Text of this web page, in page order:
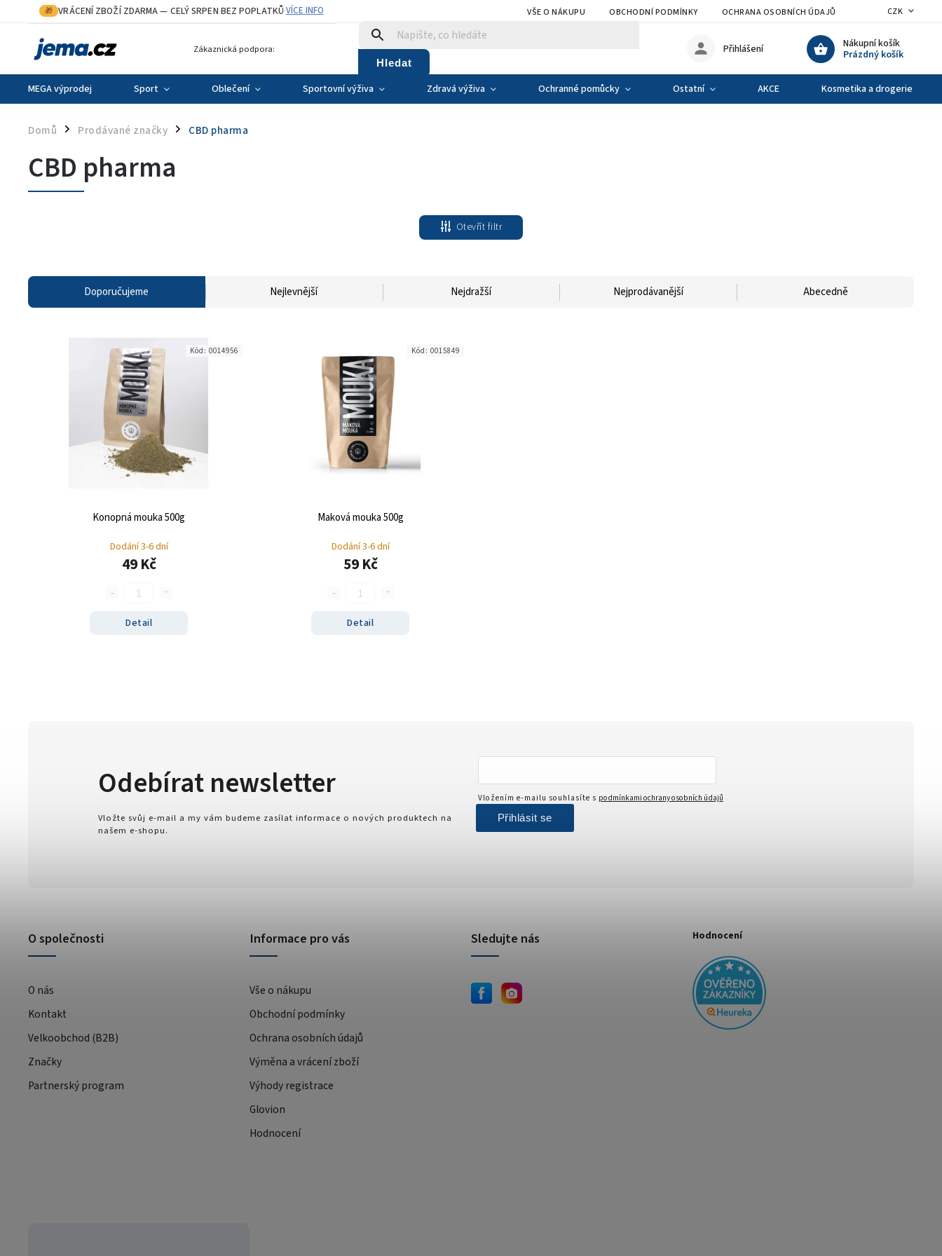
🎁 VRÁCENÍ ZBOŽÍ ZDARMA— CELÝ SRPEN BEZ POPLATKŮ·VÍCE INFO VŠE O NÁKUPU OBCHODNÍ PODMÍNKY OCHRANA OSOBNÍCH ÚDAJŮ VÝMĚNA A VRÁCENÍ
CZK
Zákaznická podpora:
Hledat
Nákupní košík
Prázdný košík
Přihlášení
MEGA výprodej Sport Oblečení Sportovní výživa Zdravá výživa Ochranné pomůcky Ostatní AKCE Kosmetika a drogerie
Domů / Prodávané značky / CBD pharma
CBD pharma
Otevřít filtr
Doporučujeme Nejlevnější Nejdražší Nejprodávanější Abecedně
Konopná mouka 500g
Dodání 3-6 dní
49 Kč
Detail
Kód: 0014956
Maková mouka 500g
Dodání 3-6 dní
59 Kč
Detail
Kód: 0015849
O společnosti
O nás
Kontakt
Velkoobchod (B2B)
Značky
Partnerský program
Informace pro vás
Vše o nákupu
Obchodní podmínky
Ochrana osobních údajů
Výměna a vrácení zboží
Výhody registrace
Glovion
Hodnocení
Odebírat newsletter
Vložte svůj e-mail a my vám budeme zasílat informace o nových produktech na
našem e-shopu.
Vložením e-mailu souhlasíte s podmínkami ochrany osobních údajů
Přihlásit se
Sledujte nás Hodnocení